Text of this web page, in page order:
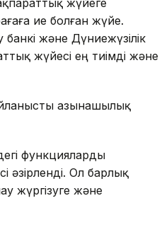
жүйеге
ие болған жүйе.
және Дүниежүзілік
жүйесі ең тиімді және
Қазынашылық
функцияларды
әзірленді. Ол барлық
жүргізуге және